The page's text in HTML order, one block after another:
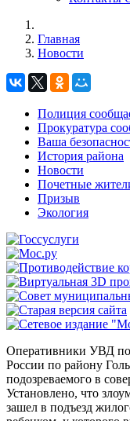
Главная
Новости
Полиция
Прокуратура
Ваша
История района
Новости
Почетные
Призыв
Экология
Оперативники УВД
России по району
подозреваемого в
Установлено, что
зашел в подъезд